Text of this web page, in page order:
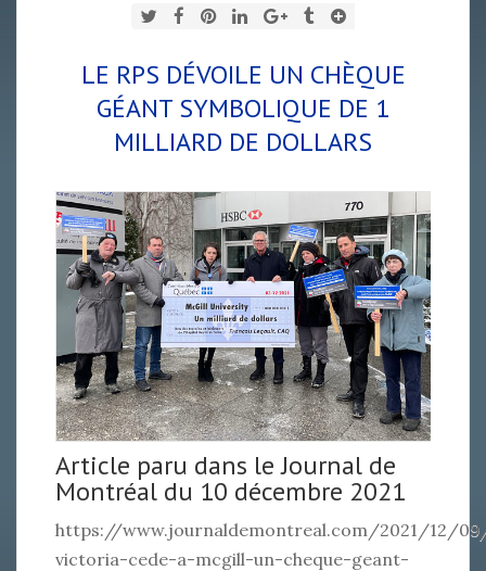
LE RPS DÉVOILE UN CHÈQUE
GÉANT SYMBOLIQUE DE 1
MILLIARD DE DOLLARS
Article paru dans le Journal de
Montréal du 10 décembre 2021
https://www.journaldemontreal.com/2021/12/
victoria-cede-a-mcgill-un-cheque-geant-